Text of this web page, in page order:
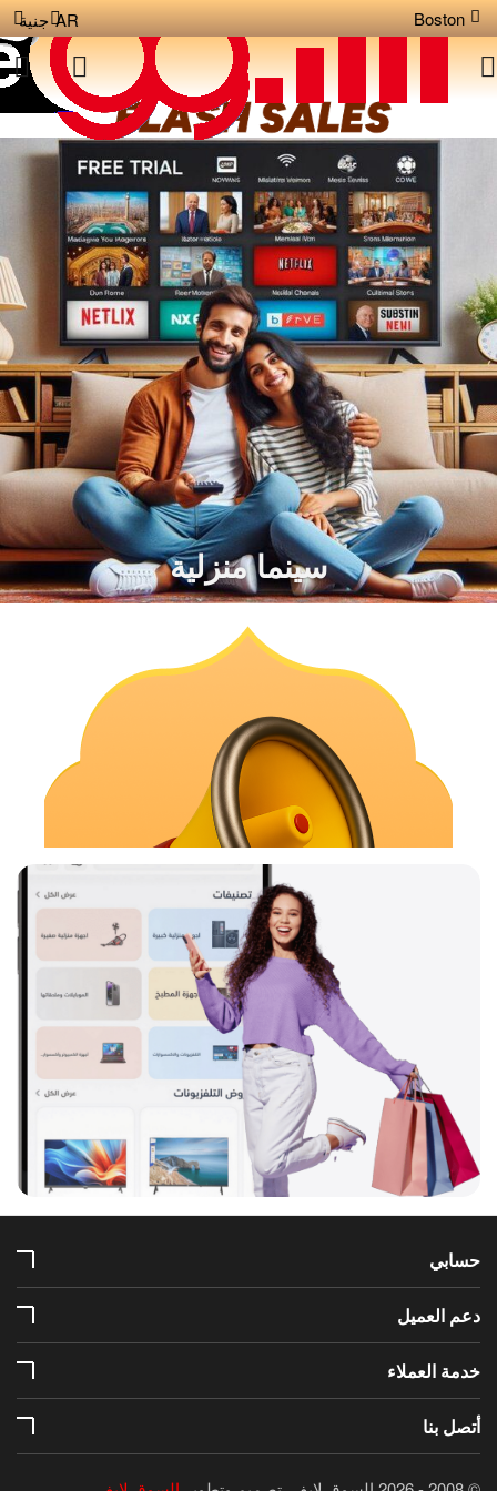
Boston جنية AR
سينما منزلية
حسابي
دعم العميل
خدمة العملاء
أتصل بنا